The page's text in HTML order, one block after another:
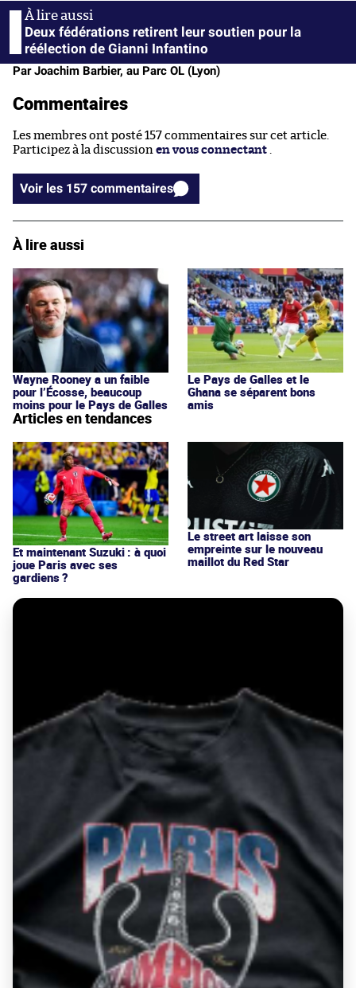
Deux fédérations retirent leur soutien pour la
réélection de Gianni Infantino
Par Joachim Barbier, au Parc OL (Lyon)
Commentaires
Les membres ont posté 157 commentaires sur cet article.
Participez à la discussion en vous connectant .
Voir les 157 commentaires
À lire aussi
Wayne Rooney a un faible
pour l’Écosse, beaucoup
moins pour le Pays de Galles
Le Pays de Galles et le
Ghana se séparent bons
amis
Articles en tendances
Et maintenant Suzuki : à quoi
joue Paris avec ses
gardiens ?
Le street art laisse son
empreinte sur le nouveau
maillot du Red Star